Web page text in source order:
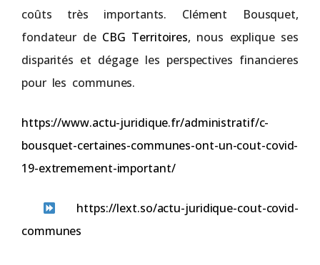
coûts très importants. Clément Bousquet,
fondateur de CBG Territoires, nous explique ses
disparités et dégage les perspectives financieres
pour les communes.
https://www.actu-juridique.fr/administratif/c-
bousquet-certaines-communes-ont-un-cout-covid-
19-extremement-important/
https://lext.so/actu-juridique-cout-covid-
communes